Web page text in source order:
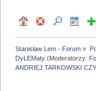
Stanisław Lem - Forum »
DyLEMaty (Moderatorzy:
ANDRIEJ TARKOWSKI